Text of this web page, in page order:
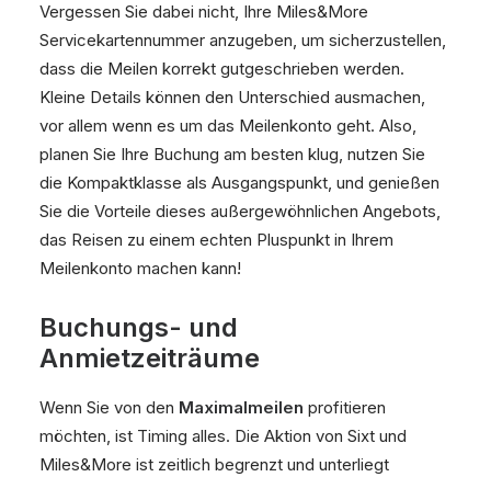
Vergessen Sie dabei nicht, Ihre Miles&More
Servicekartennummer anzugeben, um sicherzustellen,
dass die Meilen korrekt gutgeschrieben werden.
Kleine Details können den Unterschied ausmachen,
vor allem wenn es um das Meilenkonto geht. Also,
planen Sie Ihre Buchung am besten klug, nutzen Sie
die Kompaktklasse als Ausgangspunkt, und genießen
Sie die Vorteile dieses außergewöhnlichen Angebots,
das Reisen zu einem echten Pluspunkt in Ihrem
Meilenkonto machen kann!
Buchungs- und
Anmietzeiträume
Wenn Sie von den Maximalmeilen profitieren
möchten, ist Timing alles. Die Aktion von Sixt und
Miles&More ist zeitlich begrenzt und unterliegt